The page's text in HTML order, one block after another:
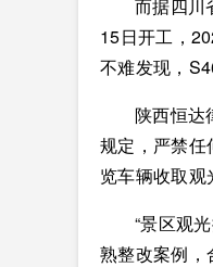
而据四川
15日开工，
不难发现，
陕西恒达
规定，严禁任
览车辆收取观
“景区观
熟整改案例，